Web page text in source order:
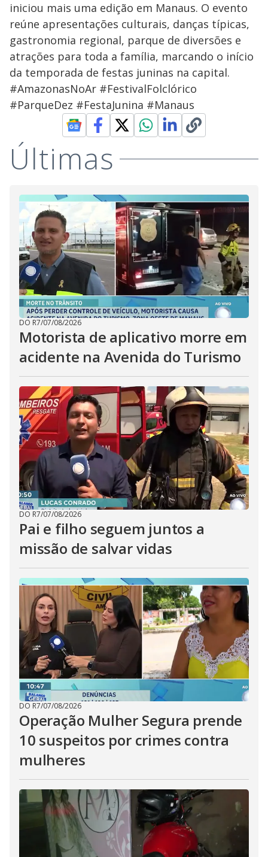
iniciou mais uma edição em Manaus. O evento
reúne apresentações culturais, danças típicas,
gastronomia regional, parque de diversões e
atrações para toda a família, marcando o início
da temporada de festas juninas na capital.
#AmazonasNoAr #FestivalFolclórico
#ParqueDez #FestaJunina #Manaus
Últimas
DO R7/07/08/2026
Motorista de aplicativo morre em
acidente na Avenida do Turismo
DO R7/07/08/2026
Pai e filho seguem juntos a
missão de salvar vidas
DO R7/07/08/2026
Operação Mulher Segura prende
10 suspeitos por crimes contra
mulheres